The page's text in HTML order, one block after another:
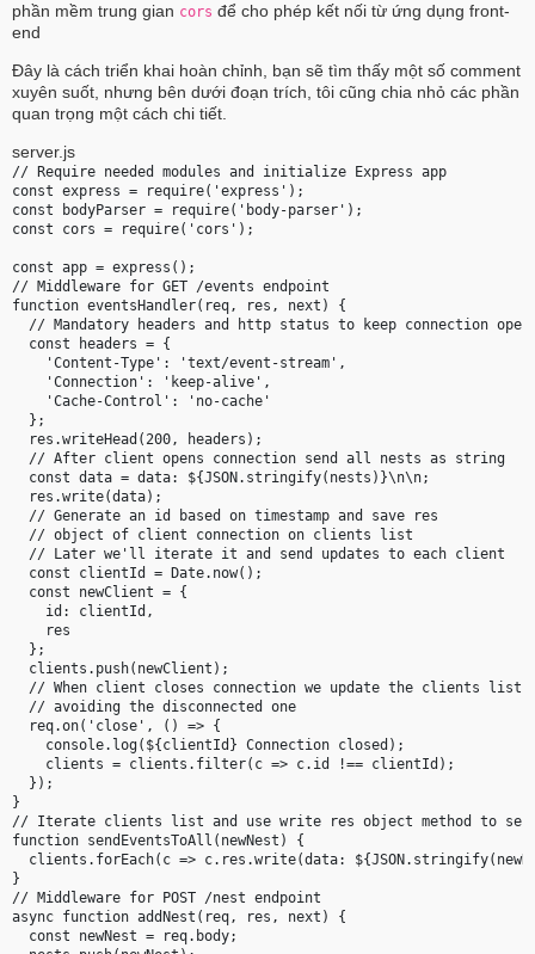
phần mềm trung gian cors để cho phép kết nối từ ứng dụng front-
end
Đây là cách triển khai hoàn chỉnh, bạn sẽ tìm thấy một số comment
xuyên suốt, nhưng bên dưới đoạn trích, tôi cũng chia nhỏ các phần
quan trọng một cách chi tiết.
server.js
// Require needed modules and initialize Express app
const express = require('express');
const bodyParser = require('body-parser');
const cors = require('cors');
const app = express();
// Middleware for GET /events endpoint
function eventsHandler(req, res, next) {
  // Mandatory headers and http status to keep connection open
  const headers = {
    'Content-Type': 'text/event-stream',
    'Connection': 'keep-alive',
    'Cache-Control': 'no-cache'
  };
  res.writeHead(200, headers);
  // After client opens connection send all nests as string
  const data = data: ${JSON.stringify(nests)}\n\n;
  res.write(data);
  // Generate an id based on timestamp and save res
  // object of client connection on clients list
  // Later we'll iterate it and send updates to each client
  const clientId = Date.now();
  const newClient = {
    id: clientId,
    res
  };
  clients.push(newClient);
  // When client closes connection we update the clients list
  // avoiding the disconnected one
  req.on('close', () => {
    console.log(${clientId} Connection closed);
    clients = clients.filter(c => c.id !== clientId);
  });
}
// Iterate clients list and use write res object method to send
function sendEventsToAll(newNest) {
clients.forEach(c => c.res.write(data:
}
// Middleware for POST /nest endpoint
async function addNest(req, res, next) {
  const newNest = req.body;